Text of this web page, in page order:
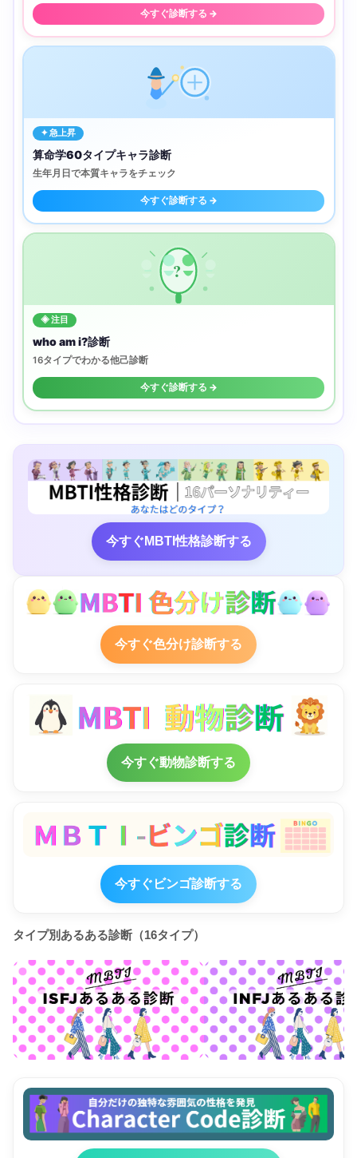
今すぐ診断する →
✦ 急上昇
算命学60タイプキャラ診断
生年月日で本質キャラをチェック
今すぐ診断する →
?
◈ 注目
who am i?診断
16タイプでわかる他己診断
今すぐ診断する →
今すぐMBTI性格診断する
今すぐ色分け診断する
今すぐ動物診断する
今すぐビンゴ診断する
タイプ別あるある診断（16タイプ）